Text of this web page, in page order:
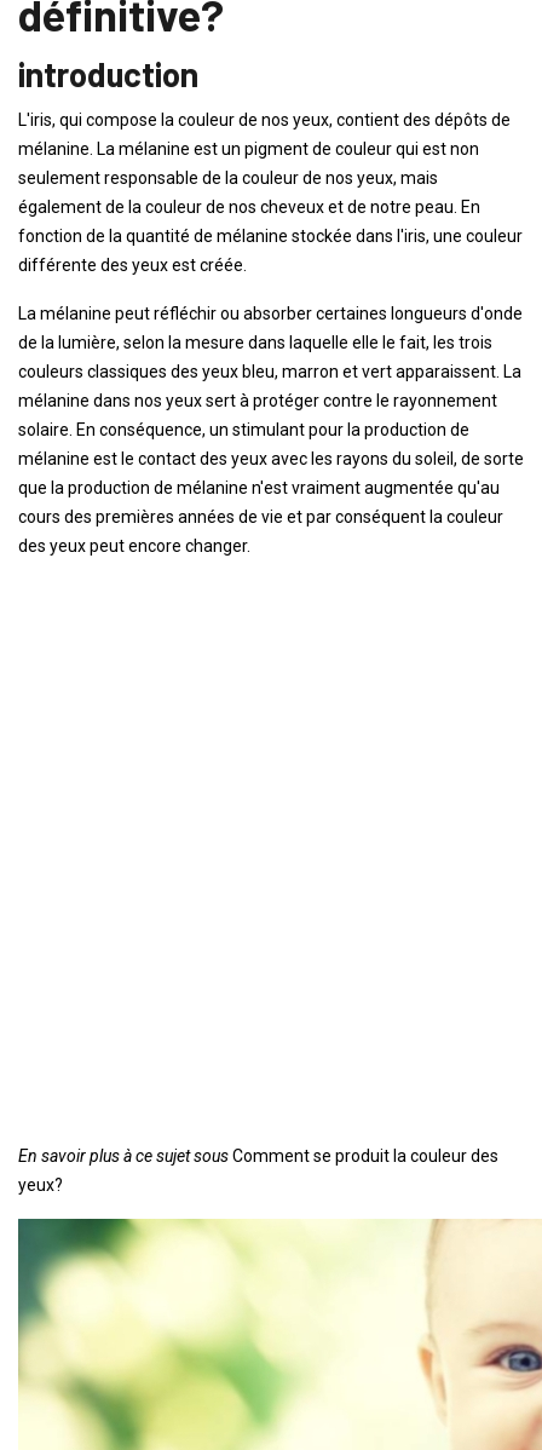
définitive?
introduction
L'iris, qui compose la couleur de nos yeux, contient des dépôts de
mélanine. La mélanine est un pigment de couleur qui est non
seulement responsable de la couleur de nos yeux, mais
également de la couleur de nos cheveux et de notre peau. En
fonction de la quantité de mélanine stockée dans l'iris, une couleur
différente des yeux est créée.
La mélanine peut réfléchir ou absorber certaines longueurs d'onde
de la lumière, selon la mesure dans laquelle elle le fait, les trois
couleurs classiques des yeux bleu, marron et vert apparaissent. La
mélanine dans nos yeux sert à protéger contre le rayonnement
solaire. En conséquence, un stimulant pour la production de
mélanine est le contact des yeux avec les rayons du soleil, de sorte
que la production de mélanine n'est vraiment augmentée qu'au
cours des premières années de vie et par conséquent la couleur
des yeux peut encore changer.
En savoir plus à ce sujet sousComment se produit la couleur des
yeux?